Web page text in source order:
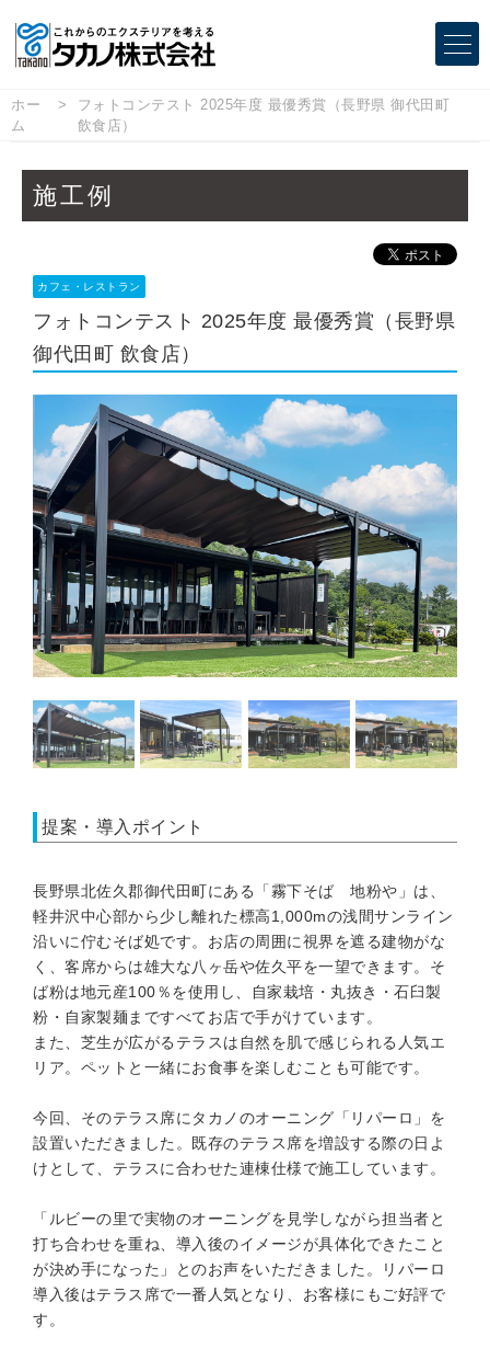
ホー
ム
フォトコンテスト 2025年度 最優秀賞（長野県 御代田町
飲食店）
施工例
カフェ・レストラン
フォトコンテスト 2025年度 最優秀賞（長野県
御代田町 飲食店）
提案・導入ポイント
長野県北佐久郡御代田町にある「霧下そば 地粉や」は、
軽井沢中心部から少し離れた標高1,000mの浅間サンライン
沿いに佇むそば処です。お店の周囲に視界を遮る建物がな
く、客席からは雄大な八ヶ岳や佐久平を一望できます。そ
ば粉は地元産100％を使用し、自家栽培・丸抜き・石臼製
粉・自家製麺まですべてお店で手がけています。
また、芝生が広がるテラスは自然を肌で感じられる人気エ
リア。ペットと一緒にお食事を楽しむことも可能です。
今回、そのテラス席にタカノのオーニング「リパーロ」を
設置いただきました。既存のテラス席を増設する際の日よ
けとして、テラスに合わせた連棟仕様で施工しています。
「ルビーの里で実物のオーニングを見学しながら担当者と
打ち合わせを重ね、導入後のイメージが具体化できたこと
が決め手になった」とのお声をいただきました。リパーロ
導入後はテラス席で一番人気となり、お客様にもご好評で
す。